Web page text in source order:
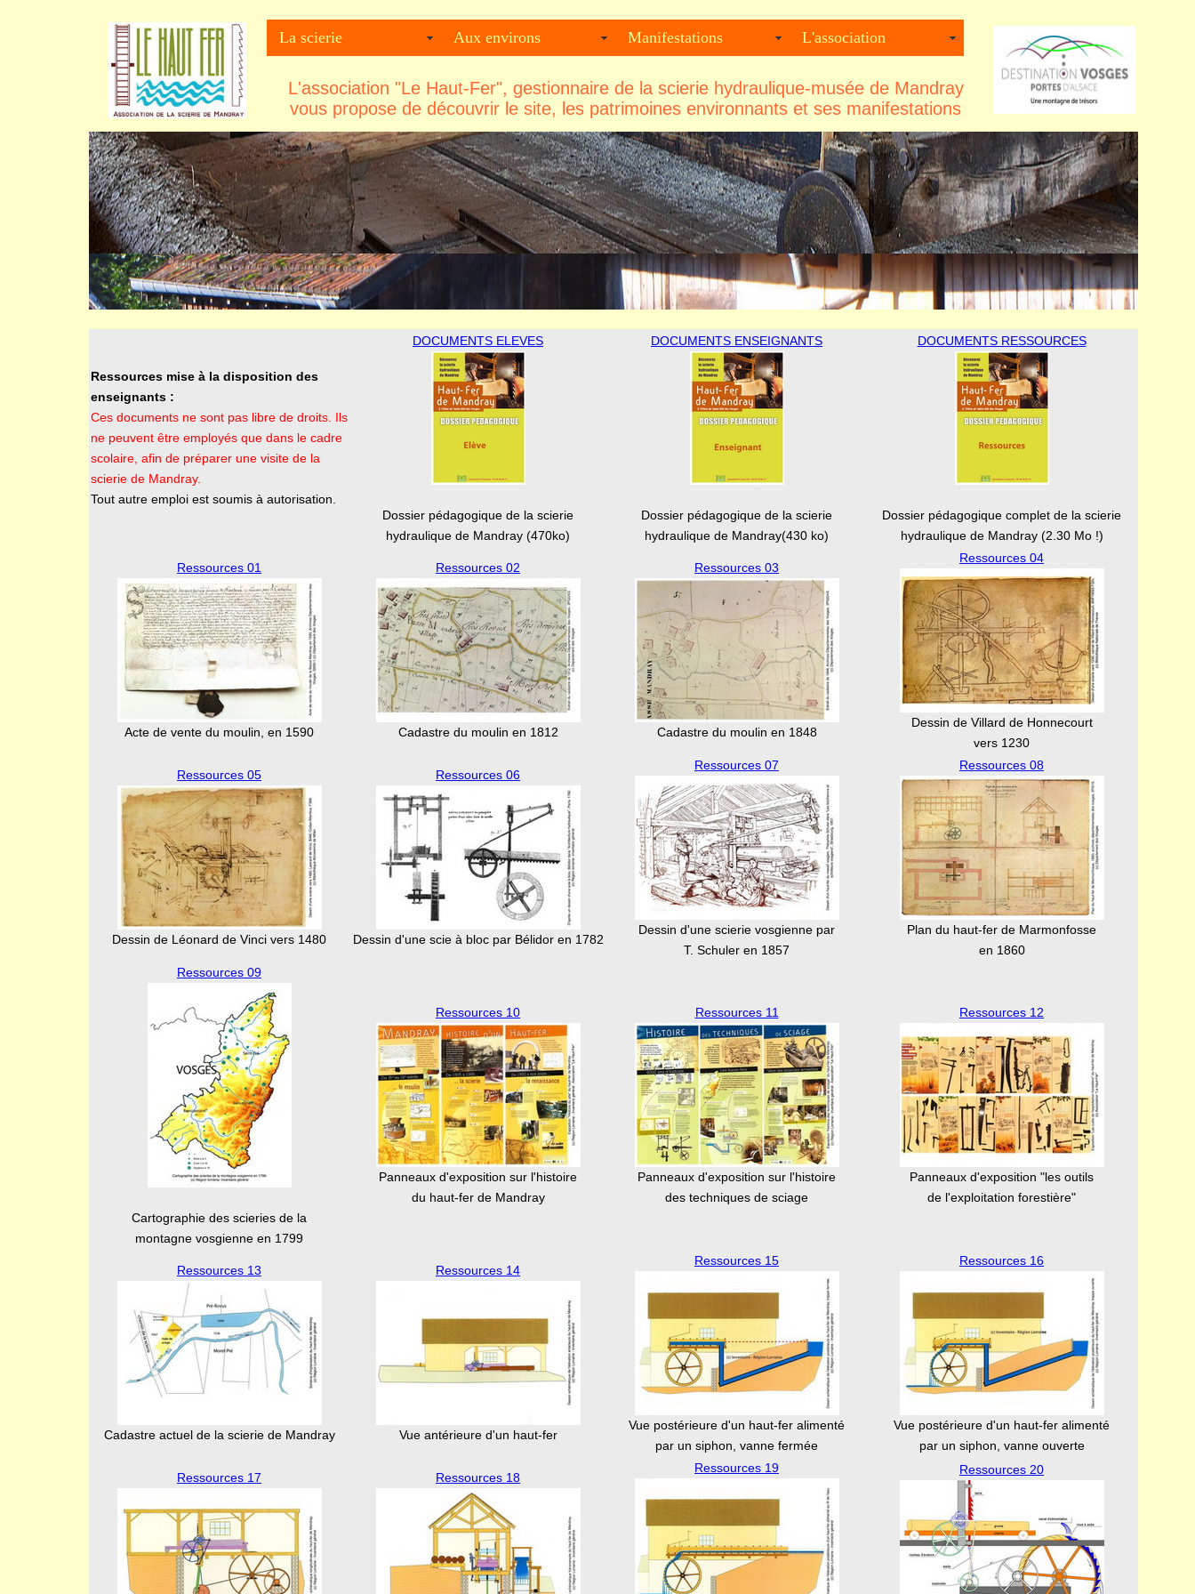
La scierie Aux environs Manifestations L'association
L'association "Le Haut-Fer", gestionnaire de la scierie hydraulique-musée de Mandray
vous propose de découvrir le site, les patrimoines environnants et ses manifestations
Ressources mise à la disposition des
enseignants :
Ces documents ne sont pas libre de droits. Ils
ne peuvent être employés que dans le cadre
scolaire, afin de préparer une visite de la
scierie de Mandray.
Tout autre emploi est soumis à autorisation.
DOCUMENTS ELEVES
Dossier pédagogique de la scierie
hydraulique de Mandray (470ko)
DOCUMENTS ENSEIGNANTS
Dossier pédagogique de la scierie
hydraulique de Mandray(430 ko)
DOCUMENTS RESSOURCES
Dossier pédagogique complet de la scierie
hydraulique de Mandray (2.30 Mo !)
Ressources 01
Acte de vente du moulin, en 1590
Ressources 02
Cadastre du moulin en 1812
Ressources 03
Cadastre du moulin en 1848
Ressources 04
Dessin de Villard de Honnecourt
vers 1230
Ressources 05
Dessin de Léonard de Vinci vers 1480
Ressources 06
Dessin d'une scie à bloc par Bélidor en 1782
Ressources 07
Dessin d'une scierie vosgienne par
T. Schuler en 1857
Ressources 08
Plan du haut-fer de Marmonfosse
en 1860
Ressources 09
Cartographie des scieries de la
montagne vosgienne en 1799
Ressources 10
Panneaux d'exposition sur l'histoire
du haut-fer de Mandray
Ressources 11
Panneaux d'exposition sur l'histoire
des techniques de sciage
Ressources 12
Panneaux d'exposition "les outils
de l'exploitation forestière"
Ressources 13
Cadastre actuel de la scierie de Mandray
Ressources 14
Vue antérieure d'un haut-fer
Ressources 15
Vue postérieure d'un haut-fer alimenté
par un siphon, vanne fermée
Ressources 16
Vue postérieure d'un haut-fer alimenté
par un siphon, vanne ouverte
Ressources 17 Ressources 18
Ressources 19 Ressources 20